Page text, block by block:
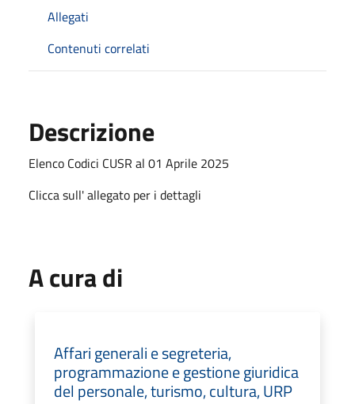
Allegati
Contenuti correlati
Descrizione
Elenco Codici CUSR al 01 Aprile 2025
Clicca sull' allegato per i dettagli
A cura di
Affari generali e segreteria,
programmazione e gestione giuridica
del personale, turismo, cultura, URP